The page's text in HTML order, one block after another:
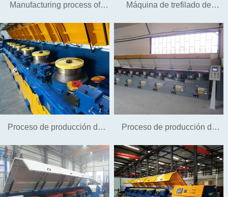
Manufacturing process of
nailing steel wire and no-
wash nail wire
Máquina de trefilado de
alambre de troquel refrigerado
por agua
Proceso de producción de
alambre de acero galvanizado
(hierro) sin ácido.
Proceso de producción de
alambre de suspensión